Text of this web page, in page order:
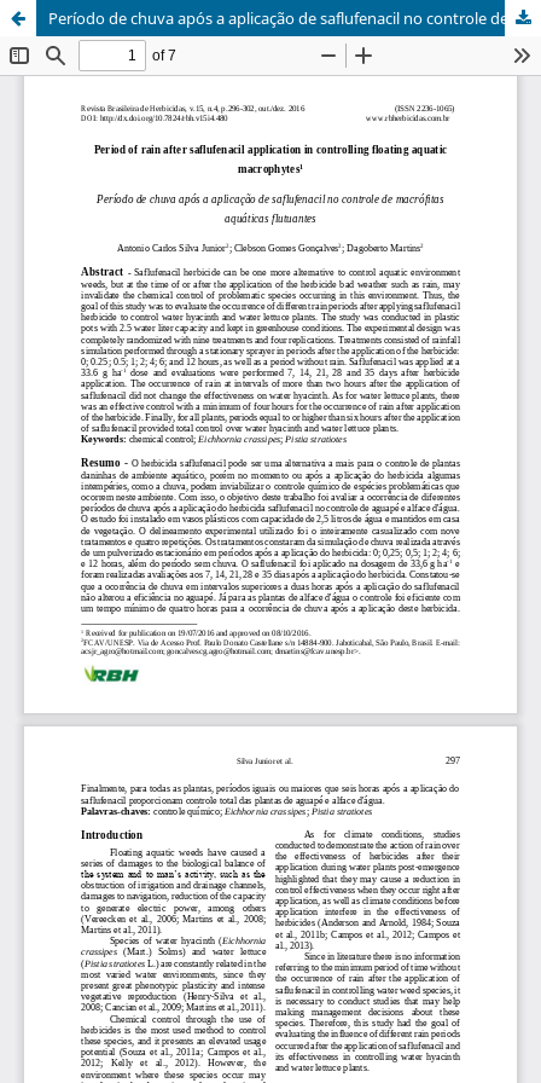
Período de chuva após a aplicação de saflufenacil no controle de macrófitas aquáticas flutuantes